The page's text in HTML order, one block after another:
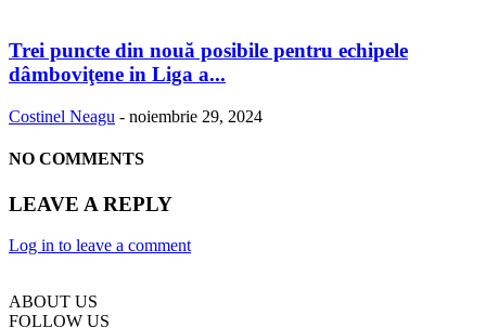
Trei puncte din nouă posibile pentru echipele
dâmboviţene in Liga a...
Costinel Neagu - noiembrie 29, 2024
NO COMMENTS
LEAVE A REPLY
Log in to leave a comment
ABOUT US
FOLLOW US